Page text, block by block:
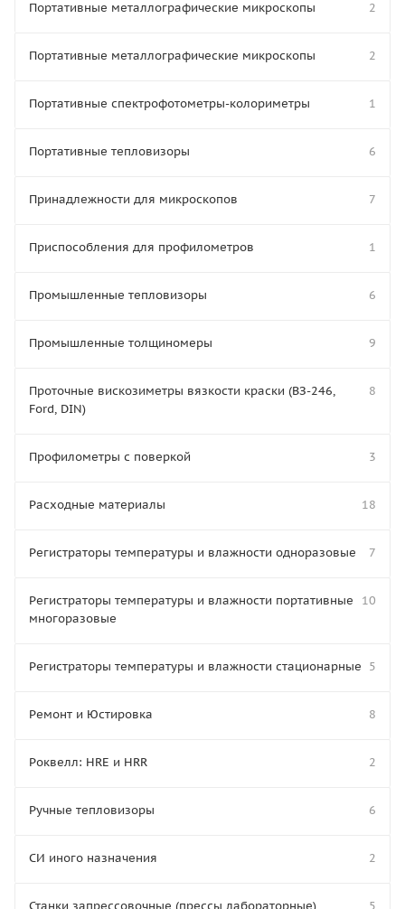
Портативные металлографические микроскопы 2
Портативные металлографические микроскопы 2
Портативные спектрофотометры-колориметры 1
Портативные тепловизоры 6
Принадлежности для микроскопов 7
Приспособления для профилометров 1
Промышленные тепловизоры 6
Промышленные толщиномеры 9
Проточные вискозиметры вязкости краски (ВЗ-246,
Ford, DIN)
8
Профилометры с поверкой 3
Расходные материалы 18
Регистраторы температуры и влажности одноразовые 7
Регистраторы температуры и влажности портативные
многоразовые
10
Регистраторы температуры и влажности стационарные 5
Ремонт и Юстировка 8
Роквелл: HRE и HRR 2
Ручные тепловизоры 6
СИ иного назначения 2
Станки запрессовочные (прессы лабораторные) 5